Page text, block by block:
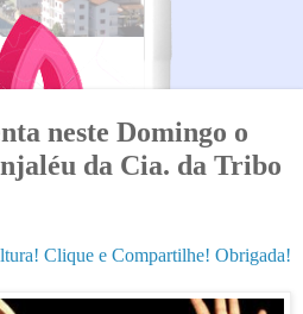
neste Domingo o
da Cia. da Tribo
Clique e Compartilhe! Obrigada!